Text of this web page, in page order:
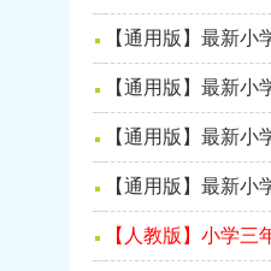
【通用版】最新小
【通用版】最新小
【通用版】最新小
【通用版】最新小
【人教版】小学三